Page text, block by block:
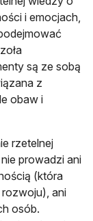
i emocjach,
są ze sobą
z
obaw i
rzetelnej
prowadzi ani
(która
rozwoju), ani
osób.